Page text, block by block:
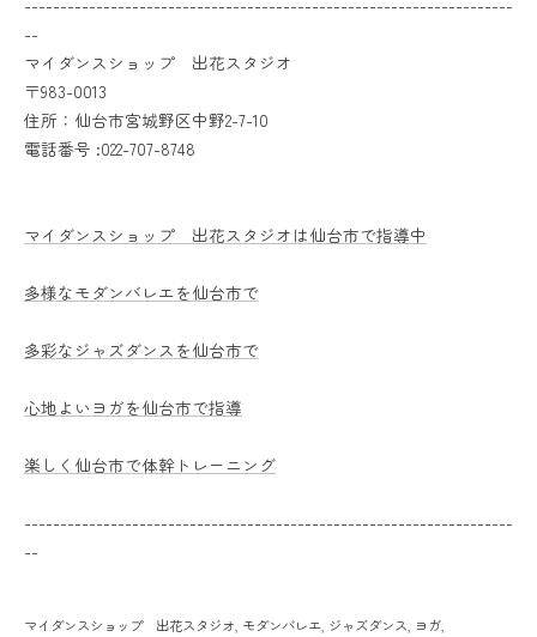
--------------------------------------------------------------------
--
マイダンスショップ 出花スタジオ
〒983-0013
住所：仙台市宮城野区中野2-7-10
電話番号 :022-707-8748
マイダンスショップ 出花スタジオは仙台市で指導中
多様なモダンバレエを仙台市で
多彩なジャズダンスを仙台市で
心地よいヨガを仙台市で指導
楽しく仙台市で体幹トレーニング
--------------------------------------------------------------------
--
マイダンスショップ 出花スタジオ モダンバレエ ジャズダンス ヨガ